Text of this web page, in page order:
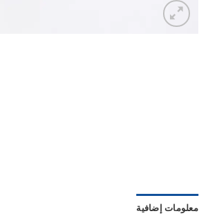
معلومات إضافية